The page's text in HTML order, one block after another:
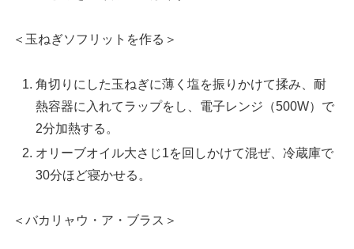
＜玉ねぎソフリットを作る＞
角切りにした玉ねぎに薄く塩を振りかけて揉み、耐
熱容器に入れてラップをし、電子レンジ（500W）で
2分加熱する。
オリーブオイル大さじ1を回しかけて混ぜ、冷蔵庫で
30分ほど寝かせる。
＜バカリャウ・ア・ブラス＞